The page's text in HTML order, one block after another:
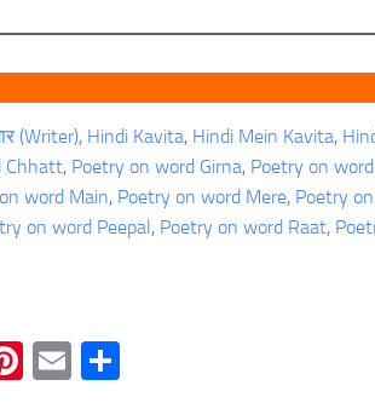
(Writer), Hindi Kavita, Hindi Mein Kavita,
Chhatt, Poetry on word Girna, Poetry on word
word Main, Poetry on word Mere, Poetry
on word Peepal , Poetry on word Raat,
Pinterest
Email